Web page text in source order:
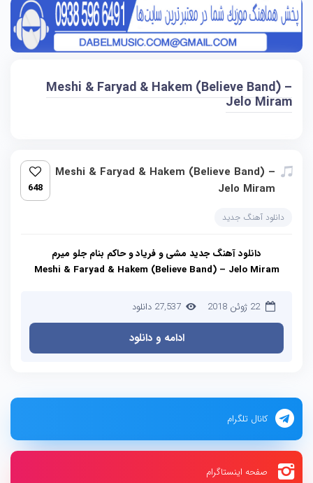
Meshi & Faryad & Hakem (Believe Band) –
Jelo Miram
Meshi & Faryad & Hakem (Believe Band) –
Jelo Miram
648
دانلود آهنگ جدید
دانلود آهنگ جدید مشی و فریاد و حاکم بنام جلو میرم
Meshi & Faryad & Hakem (Believe Band) – Jelo Miram
22 ژوئن 2018 27,537 دانلود
ادامه و دانلود
کانال تلگرام
صفحه اینستاگرام